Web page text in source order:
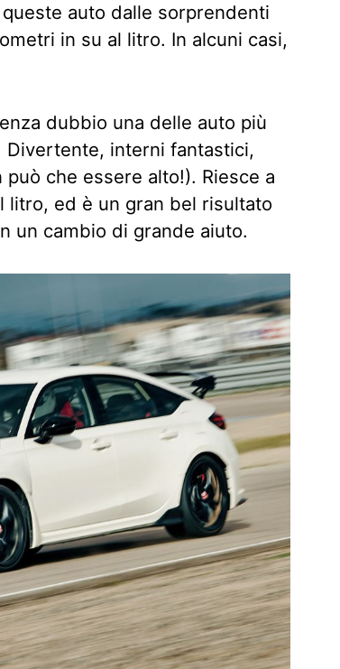
auto dalle sorprendenti
in su al litro. In alcuni casi,
dubbio una delle auto più
interni fantastici,
che essere alto!). Riesce a
litro, ed è un gran bel risultato
un cambio di grande aiuto.